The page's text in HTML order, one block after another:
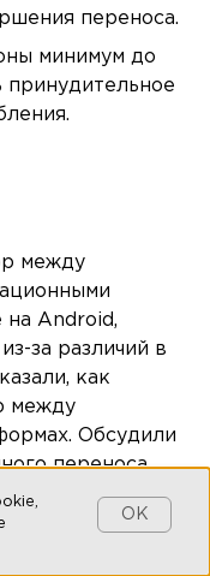
переноса.
минимум до
принудительное
между
на Android,
за различий в
как
между
Обсудили
переноса
и
этотOK